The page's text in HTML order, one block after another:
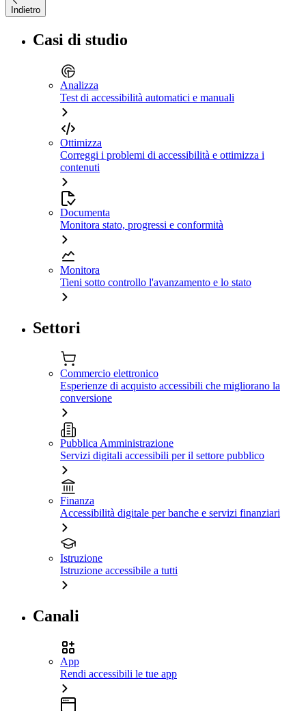
Indietro
Casi di studio
Analizza
Test di accessibilità automatici e manuali
Ottimizza
Correggi i problemi di accessibilità e ottimizza i
contenuti
Documenta
Monitora stato, progressi e conformità
Monitora
Tieni sotto controllo l'avanzamento e lo stato
Settori
Commercio elettronico
Esperienze di acquisto accessibili che migliorano la
conversione
Pubblica Amministrazione
Servizi digitali accessibili per il settore pubblico
Finanza
Accessibilità digitale per banche e servizi finanziari
Istruzione
Istruzione accessibile a tutti
Canali
App
Rendi accessibili le tue app